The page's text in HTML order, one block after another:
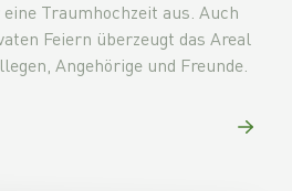
Traumhochzeit aus. Auch
Feiern überzeugt das Areal
Angehörige und Freunde.